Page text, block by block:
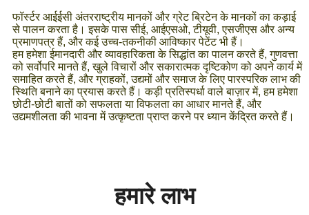
फॉर्स्टर आईईसी अंतरराष्ट्रीय मानकों और ग्रेट ब्रिटेन के मानकों का कड़ाई
से पालन करता है। इसके पास सीई, आईएसओ, टीयूवी, एसजीएस और अन्य
प्रमाणपत्र हैं, और कई उच्च-तकनीकी आविष्कार पेटेंट भी हैं।
हम हमेशा ईमानदारी और व्यावहारिकता के सिद्धांत का पालन करते हैं, गुणवत्ता
को सर्वोपरि मानते हैं, खुले विचारों और सकारात्मक दृष्टिकोण को अपने कार्य में
समाहित करते हैं, और ग्राहकों, उद्यमों और समाज के लिए पारस्परिक लाभ की
स्थिति बनाने का प्रयास करते हैं। कड़ी प्रतिस्पर्धा वाले बाज़ार में, हम हमेशा
छोटी-छोटी बातों को सफलता या विफलता का आधार मानते हैं, और
उद्यमशीलता की भावना में उत्कृष्टता प्राप्त करने पर ध्यान केंद्रित करते हैं।
हमारे लाभ